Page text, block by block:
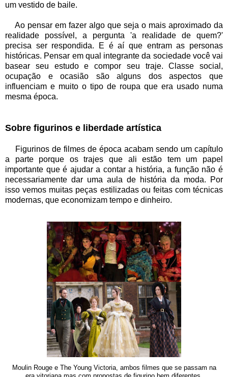
um vestido de baile.
Ao pensar em fazer algo que seja o mais aproximado da
realidade possível, a pergunta 'a realidade de quem?'
precisa ser respondida. E é aí que entram as personas
históricas. Pensar em qual integrante da sociedade você vai
basear seu estudo e compor seu traje. Classe social,
ocupação e ocasião são alguns dos aspectos que
influenciam e muito o tipo de roupa que era usado numa
mesma época.
Sobre figurinos e liberdade artística
Figurinos de filmes de época acabam sendo um capítulo
a parte porque os trajes que ali estão tem um papel
importante que é ajudar a contar a história, a função não é
necessariamente dar uma aula de história da moda. Por
isso vemos muitas peças estilizadas ou feitas com técnicas
modernas, que economizam tempo e dinheiro.
Moulin Rouge e The Young Victoria, ambos filmes que se passam na